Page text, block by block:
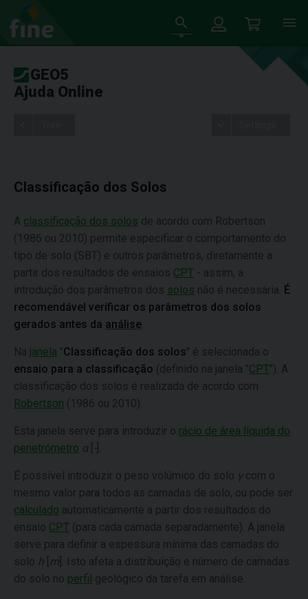
GEO5
Ajuda Online
Classificação dos Solos
A classificação dos solos de acordo com Robertson
(1986 ou 2010) permite especificar o comportamento do
tipo de solo (SBT) e outros parâmetros, diretamente a
partir dos resultados de ensaios CPT - assim, a
introdução dos parâmetros dos solos não é necessária. É
recomendável verificar os parâmetros dos solos
gerados antes da análise
Na janela "Classificação dos solos" é selecionada o
ensaio para a classificação (definido na janela "CPT"). A
classificação dos solos é realizada de acordo com
Robertson (1986 ou 2010).
Esta janela serve para introduzir o rácio de área líquida do
penetrómetro α
É possível introduzir o peso volúmico do solo γcom o
mesmo valor para todos as camadas de solo, ou pode ser
calculado automaticamente a partir dos resultados do
ensaio CPT (para cada camada separadamente). A janela
serve para definir a espessura mínima das camadas do
solo h m ]. Isto afeta a distribuição e número de camadas
do solo no perfil geológico da tarefa em análise.